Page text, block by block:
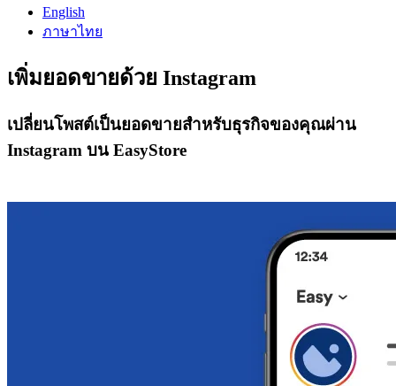
English
ภาษาไทย
เพิ่มยอดขายด้วย Instagram
เปลี่ยนโพสต์เป็นยอดขายสำหรับธุรกิจของคุณผ่าน
Instagram บน EasyStore